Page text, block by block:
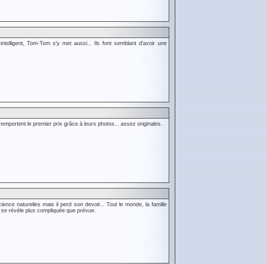
Tom-Tom s'y met aussi... Ils font semblant d'avoir une
le premier prix grâce à leurs photos... assez originales.
naturelles mais il perd son devoir... Tout le monde, la famille
révèle plus compliquée que prévue.